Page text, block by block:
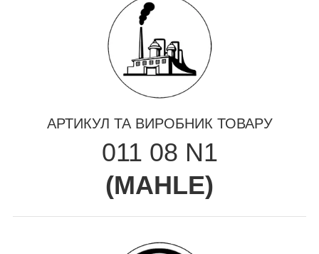
АРТИКУЛ ТА ВИРОБНИК ТОВАРУ
011 08 N1
(MAHLE)